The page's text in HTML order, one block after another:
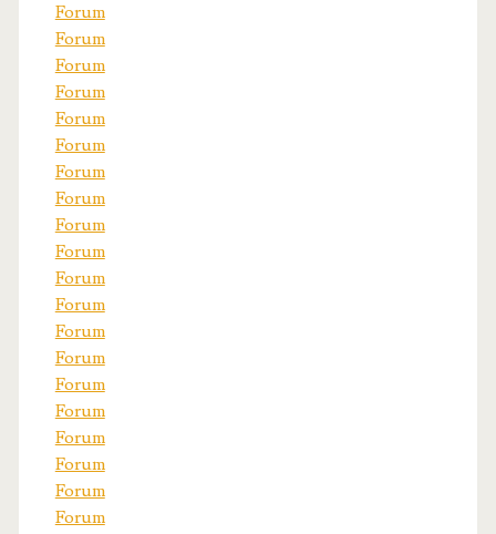
Forum
Forum
Forum
Forum
Forum
Forum
Forum
Forum
Forum
Forum
Forum
Forum
Forum
Forum
Forum
Forum
Forum
Forum
Forum
Forum